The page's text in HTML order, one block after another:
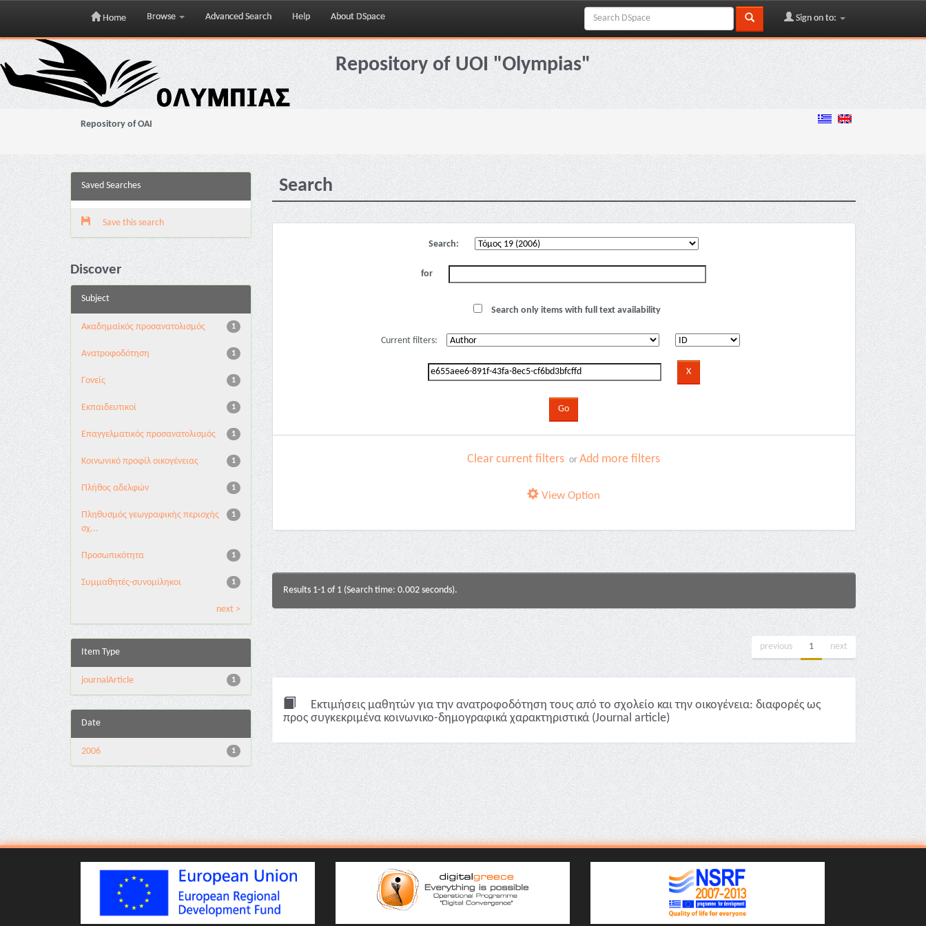
Skip
navigation
Home Browse Advanced Search Help About DSpace Sign on to:
Repository of UOI "Olympias"
Repository of OAI
Saved Searches
Save this search
Discover
Subject
1
Ακαδημαϊκός προσανατολισμός
1
Ανατροφοδότηση
1
Γονείς
1
Εκπαιδευτικοί
1
Επαγγελματικός προσανατολισμός
1
Κοινωνικό προφίλ οικογένειας
1
Πλήθος αδελφών
1
Πληθυσμός γεωγραφικής περιοχής
σχ...
1
Προσωπικότητα
1
Συμμαθητές-συνομίληκοι
next >
Item Type
1
journalArticle
Date
1
2006
Search
Search:
for
Search only items with full text availability
Current filters:
Clear current filters orAdd more filters
View Option
Results 1-1 of 1 (Search time: 0.002 seconds).
previous 1 next
Εκτιμήσεις μαθητών για την ανατροφοδότηση τους από το σχολείο και την οικογένεια: διαφορές ως
προς συγκεκριμένα κοινωνικο-δημογραφικά χαρακτηριστικά (Journal article)